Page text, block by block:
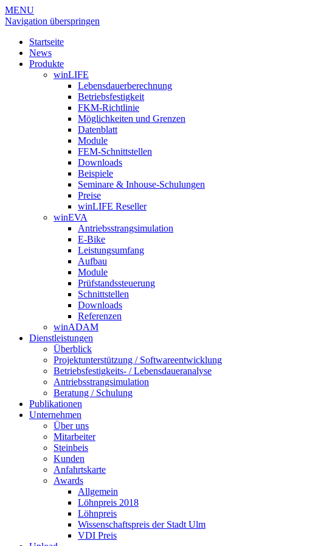
MENU
Navigation überspringen
Startseite
News
Produkte
winLIFE
Lebensdauerberechnung
Betriebsfestigkeit
FKM-Richtlinie
Möglichkeiten und Grenzen
Datenblatt
Module
FEM-Schnittstellen
Downloads
Beispiele
Seminare & Inhouse-Schulungen
Preise
winLIFE Reseller
winEVA
Antriebsstrangsimulation
E-Bike
Leistungsumfang
Aufbau
Module
Prüfstandssteuerung
Schnittstellen
Downloads
Referenzen
winADAM
Dienstleistungen
Überblick
Projektunterstützung / Softwareentwicklung
Betriebsfestigkeits- / Lebensdaueranalyse
Antriebsstrangsimulation
Beratung / Schulung
Publikationen
Unternehmen
Über uns
Mitarbeiter
Steinbeis
Kunden
Anfahrtskarte
Awards
Allgemein
Löhnpreis 2018
Löhnpreis
Wissenschaftspreis der Stadt Ulm
VDI Preis